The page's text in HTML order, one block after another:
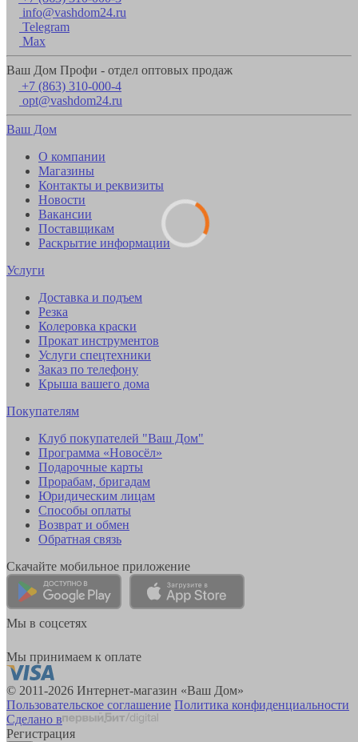
info@vashdom24.ru
Telegram
Max
Ваш Дом Профи - отдел оптовых продаж
+7 (863) 310-000-4
opt@vashdom24.ru
Ваш Дом
О компании
Магазины
Контакты и реквизиты
Новости
Вакансии
Поставщикам
Раскрытие информации
Услуги
Доставка и подъем
Резка
Колеровка краски
Прокат инструментов
Услуги спецтехники
Заказ по телефону
Крыша вашего дома
Покупателям
Клуб покупателей "Ваш Дом"
Программа «Новосёл»
Подарочные карты
Прорабам, бригадам
Юридическим лицам
Способы оплаты
Возврат и обмен
Обратная связь
Скачайте мобильное приложение
Мы в соцсетях
Мы принимаем к оплате
© 2011-2026 Интернет-магазин «Ваш Дом»
Пользовательское соглашение Политика конфиденциальности
Сделано в
Регистрация